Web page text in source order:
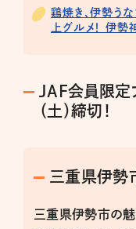
鶏焼き、伊勢う
上グルメ！ 伊
JAF会員限定
（土）締切！
三重県伊勢
三重県伊勢市の